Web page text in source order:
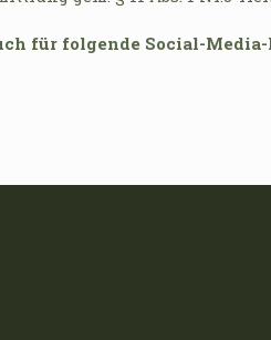
für folgende Social-